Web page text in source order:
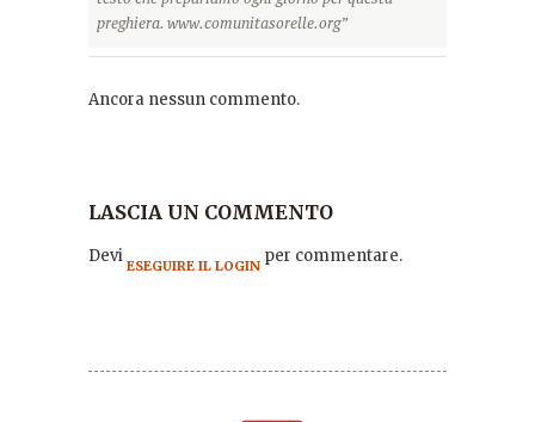
preghiera. www.comunitasorelle.org”
Ancora nessun commento.
LASCIA UN COMMENTO
Devi ESEGUIRE IL LOGIN per commentare.